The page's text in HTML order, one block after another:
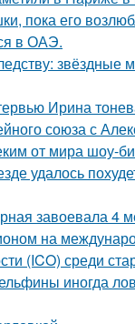
пока его
в ОАЭ.
звёздные
Ирина
союза с
от мира шоу-
удалось
завоевала 4
на
(ICO) среди
иногда